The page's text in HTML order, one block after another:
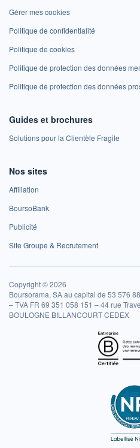
Gérer mes cookies
Politique de confidentialité
Politique de cookies
Politique de protection des données
Politique de protection des données
Guides et brochures
Solutions pour la Clientèle Fragile
Nos sites
Affiliation
BoursoBank
Publicité
Site Groupe & Recrutement
Copyright © 2026
Boursorama, SA au capital de 53 576
– TVA FR 69 351 058 151 – 44 rue
BOULOGNE BILLANCOURT CEDEX